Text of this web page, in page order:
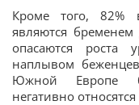
Кроме того, 82%
являются
опасаются роста
наплывом
Южной Европе
негативно